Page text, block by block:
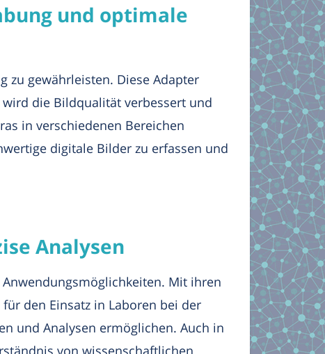
und optimale
zu gewährleisten. Diese Adapter
die Bildqualität verbessert und
in verschiedenen Bereichen
digitale Bilder zu erfassen und
Analysen
Mit ihren
den Einsatz in Laboren bei der
und Analysen ermöglichen. Auch in
von wissenschaftlichen